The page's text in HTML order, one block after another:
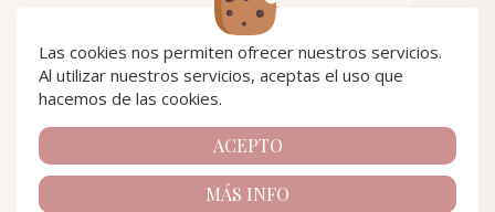
Las cookies nos permiten ofrecer nuestros servicios.
Al utilizar nuestros servicios, aceptas el uso que
hacemos de las cookies.
ACEPTO
MÁS INFO
Horario
Lunes a Viernes: 9:30 - 20:00
Sábado: 9:30 - 14:30
Síguenos en